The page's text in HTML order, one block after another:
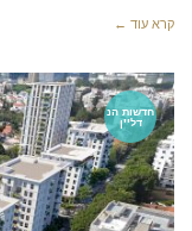
קרא עוד ←
חדשות הנ
דל''ן